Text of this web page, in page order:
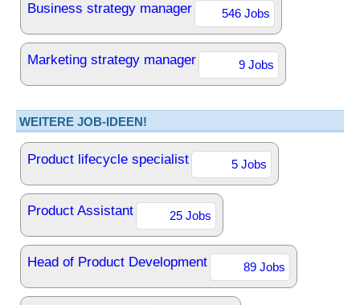
Business strategy manager 546 Jobs
Marketing strategy manager 9 Jobs
WEITERE JOB-IDEEN!
Product lifecycle specialist 5 Jobs
Product Assistant 25 Jobs
Head of Product Development 89 Jobs